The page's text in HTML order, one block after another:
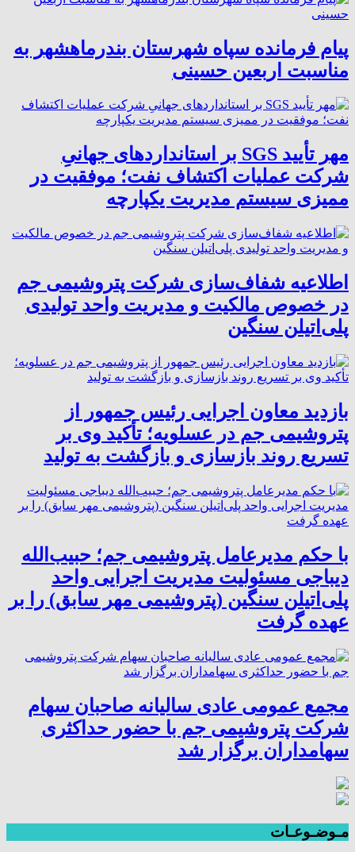
پیام فرمانده سپاه شهرستان بندرماهشهر به
مناسبت اربعین حسینی
مهر تأیید SGS بر استانداردهای جهانیِ
شرکت عملیات اکتشاف نفت؛ موفقیت در
ممیزی سیستم مدیریت یکپارچه
اطلاعیه شفاف‌سازی شرکت پتروشیمی جم
در خصوص مالکیت و مدیریت واحد تولیدی
پلی‌اتیلن سنگین
بازدید معاون اجرایی رئیس جمهور از
پتروشیمی جم در عسلویه؛ تأکید وی بر
تسریع روند بازسازی و بازگشت به تولید
با حکم مدیرعامل پتروشیمی جم؛ حبیب‌الله
دیباجی مسئولیت مدیریت اجرایی واحد
پلی‌اتیلن سنگین (پتروشیمی مهر سابق) را بر
عهده گرفت
مجمع عمومی عادی سالیانه صاحبان سهام
شرکت پتروشیمی جم با حضور حداکثری
سهامداران برگزار شد
مـوضـوعـات